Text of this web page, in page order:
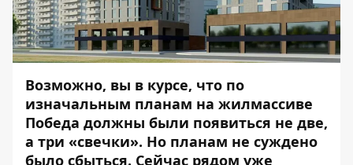
Возможно, вы в курсе, что по
изначальным планам на жилмассиве
Победа должны были появиться не две,
а три «свечки». Но планам не суждено
было сбыться. Сейчас рядом уже